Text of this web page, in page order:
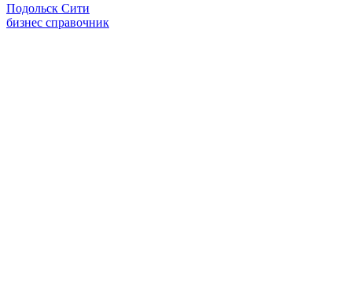
Подольск Сити
бизнес справочник